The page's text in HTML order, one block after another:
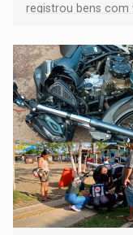
registrou bens com
milhões